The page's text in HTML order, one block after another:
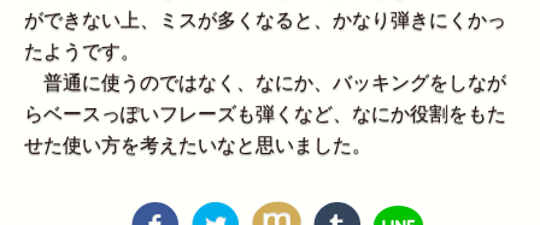
ができない上、ミスが多くなると、かなり弾きにくかっ
たようです。
普通に使うのではなく、なにか、バッキングをしなが
らベースっぽいフレーズも弾くなど、なにか役割をもた
せた使い方を考えたいなと思いました。